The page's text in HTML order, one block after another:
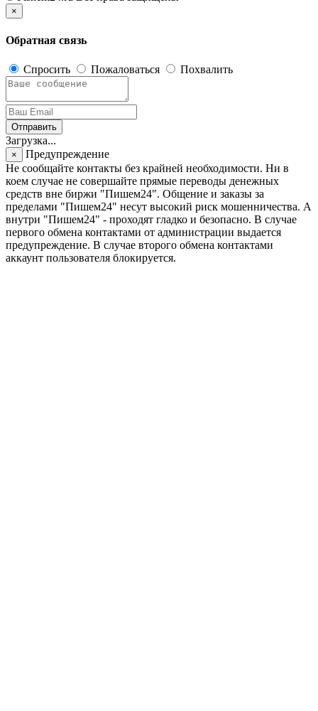
×
Обратная связь
Спросить Пожаловаться Похвалить
Отправить
Загрузка...
×
Предупреждение
Не сообщайте контакты без крайней необходимости. Ни в
коем случае не совершайте прямые переводы денежных
средств вне биржи "Пишем24". Общение и заказы за
пределами "Пишем24" несут высокий риск мошенничества. А
внутри "Пишем24" - проходят гладко и безопасно. В случае
первого обмена контактами от администрации выдается
предупреждение. В случае второго обмена контактами
аккаунт пользователя блокируется.